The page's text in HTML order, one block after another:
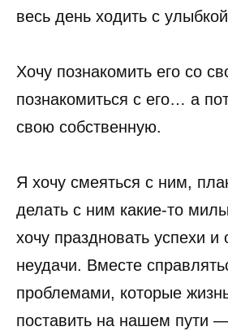
весь день ходить с
Хочу познакомить его со
познакомиться с его… а
свою собственную.
Я хочу смеяться с ним,
делать с ним какие-то
хочу праздновать успехи и
неудачи. Вместе
проблемами, которые
поставить на нашем пути